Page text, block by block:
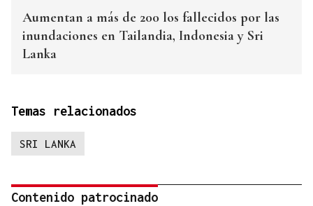
Aumentan a más de 200 los fallecidos por las
inundaciones en Tailandia, Indonesia y Sri
Lanka
Temas relacionados
SRI LANKA
Contenido patrocinado